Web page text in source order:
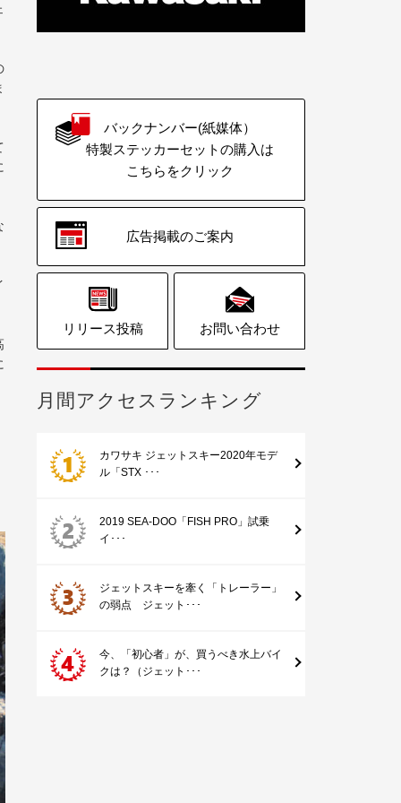
バックナンバー(紙媒体）
特製ステッカーセットの購入は
こちらをクリック
広告掲載のご案内
リリース投稿 お問い合わせ
月間アクセスランキング
カワサキ ジェットスキー2020年モデ
ル「STX ･･･
2019 SEA-DOO「FISH PRO」試乗
イ･･･
ジェットスキーを牽く「トレーラー」
の弱点 ジェット･･･
今、「初心者」が、買うべき水上バイ
クは？（ジェット･･･